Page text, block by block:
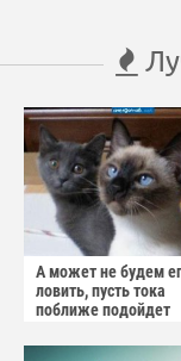
А может не будем
ловить, пусть тока
поближе подойдет